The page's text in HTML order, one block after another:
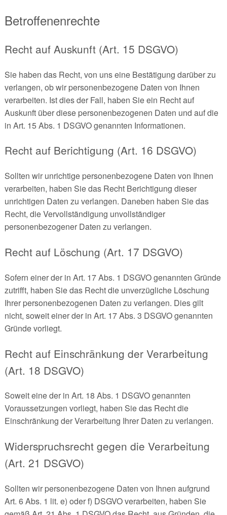
Betroffenenrechte
Recht auf Auskunft (Art. 15 DSGVO)
Sie haben das Recht, von uns eine Bestätigung darüber zu
verlangen, ob wir personenbezogene Daten von Ihnen
verarbeiten. Ist dies der Fall, haben Sie ein Recht auf
Auskunft über diese personenbezogenen Daten und auf die
in Art. 15 Abs. 1 DSGVO genannten Informationen.
Recht auf Berichtigung (Art. 16 DSGVO)
Sollten wir unrichtige personenbezogene Daten von Ihnen
verarbeiten, haben Sie das Recht Berichtigung dieser
unrichtigen Daten zu verlangen. Daneben haben Sie das
Recht, die Vervollständigung unvollständiger
personenbezogener Daten zu verlangen.
Recht auf Löschung (Art. 17 DSGVO)
Sofern einer der in Art. 17 Abs. 1 DSGVO genannten Gründe
zutrifft, haben Sie das Recht die unverzügliche Löschung
Ihrer personenbezogenen Daten zu verlangen. Dies gilt
nicht, soweit einer der in Art. 17 Abs. 3 DSGVO genannten
Gründe vorliegt.
Recht auf Einschränkung der Verarbeitung
(Art. 18 DSGVO)
Soweit eine der in Art. 18 Abs. 1 DSGVO genannten
Voraussetzungen vorliegt, haben Sie das Recht die
Einschränkung der Verarbeitung Ihrer Daten zu verlangen.
Widerspruchsrecht gegen die Verarbeitung
(Art. 21 DSGVO)
Sollten wir personenbezogene Daten von Ihnen aufgrund
Art. 6 Abs. 1 lit. e) oder f) DSGVO verarbeiten, haben Sie